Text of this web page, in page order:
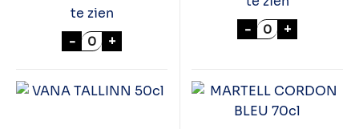
te zien
- MARTELL COGNAC VSOP 70cl aantal
+
- RICARD 70cl
+